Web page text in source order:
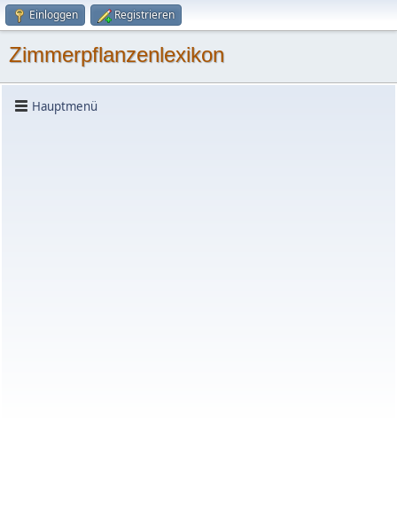
Einloggen Registrieren
Zimmerpflanzenlexikon
Hauptmenü